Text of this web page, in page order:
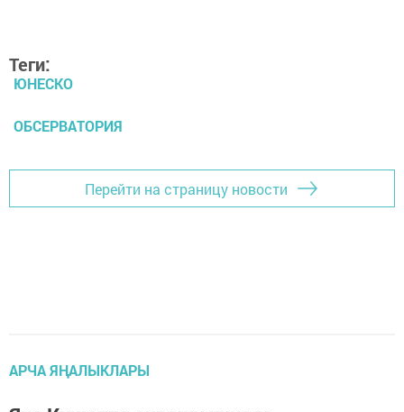
Теги:
ЮНЕСКО
ОБСЕРВАТОРИЯ
Перейти на страницу новости
АРЧА ЯҢАЛЫКЛАРЫ